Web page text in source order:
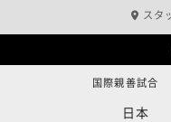
スタ
日本
国際親善試